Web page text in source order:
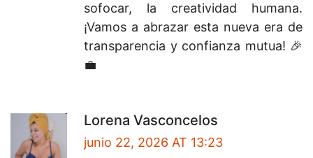
sofocar, la creatividad humana.
¡Vamos a abrazar esta nueva era de
transparencia y confianza mutua! 🎉
💼
Lorena Vasconcelos
junio 22, 2026 AT 13:23